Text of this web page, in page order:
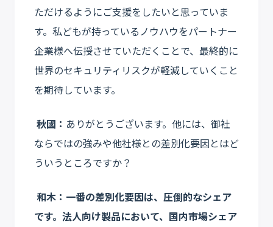
ただけるようにご支援をしたいと思っていま
す。私どもが持っているノウハウをパートナー
企業様へ伝授させていただくことで、最終的に
世界のセキュリティリスクが軽減していくこと
を期待しています。
秋國： ありがとうございます。他には、御社
ならではの強みや他社様との差別化要因とはど
ういうところですか？
和木：一番の差別化要因は、圧倒的なシェア
です。法人向け製品において、国内市場シェア